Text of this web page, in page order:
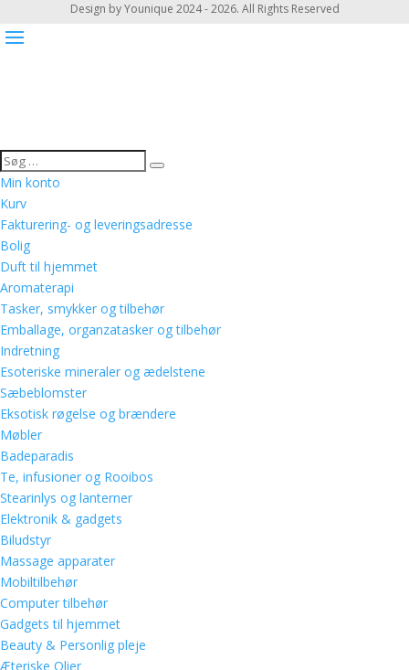
Design by Younique 2024 - 2026. All Rights Reserved
Min konto
Kurv
Fakturering- og leveringsadresse
Bolig
Duft til hjemmet
Aromaterapi
Tasker, smykker og tilbehør
Emballage, organzatasker og tilbehør
Indretning
Esoteriske mineraler og ædelstene
Sæbeblomster
Eksotisk røgelse og brændere
Møbler
Badeparadis
Te, infusioner og Rooibos
Stearinlys og lanterner
Elektronik & gadgets
Biludstyr
Massage apparater
Mobiltilbehør
Computer tilbehør
Gadgets til hjemmet
Beauty & Personlig pleje
Æteriske Olier